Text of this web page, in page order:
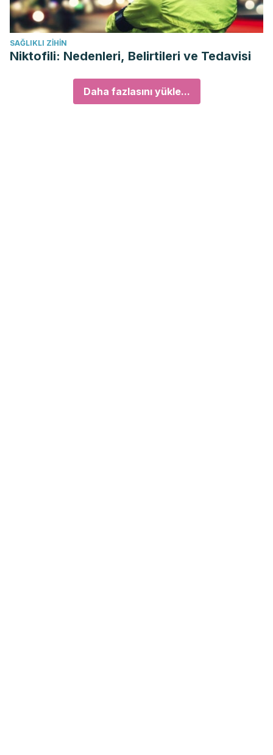
SAĞLIKLI ZIHIN
Niktofili: Nedenleri, Belirtileri ve Tedavisi
Daha fazlasını yükle...